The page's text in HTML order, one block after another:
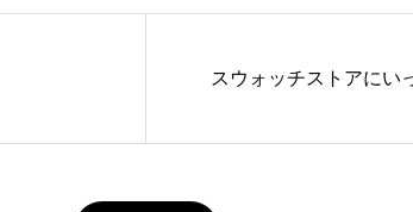
スウォッチストアにい